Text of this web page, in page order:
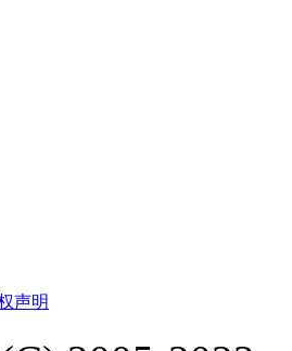
声明